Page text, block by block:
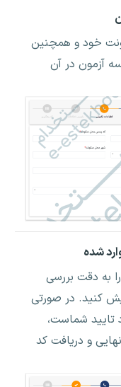
خود و همچنین
آزمون در آن
شده
به دقت بررسی
کنید. در صورتی
تایید شماست،
و دریافت کد